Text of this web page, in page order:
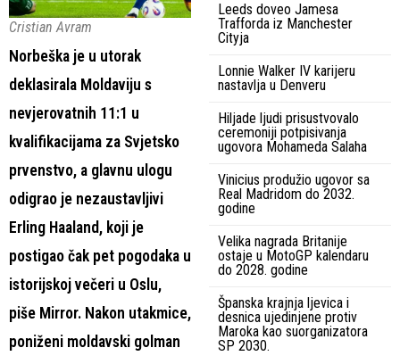
Cristian Avram
Norbeška je u utorak
deklasirala Moldaviju s
nevjerovatnih 11:1 u
kvalifikacijama za Svjetsko
prvenstvo, a glavnu ulogu
odigrao je nezaustavljivi
Erling Haaland, koji je
postigao čak pet pogodaka u
istorijskoj večeri u Oslu,
piše Mirror. Nakon utakmice,
poniženi moldavski golman
Leeds doveo Jamesa
Trafforda iz Manchester
Cityja
Lonnie Walker IV karijeru
nastavlja u Denveru
Hiljade ljudi prisustvovalo
ceremoniji potpisivanja
ugovora Mohameda Salaha
Vinicius produžio ugovor sa
Real Madridom do 2032.
godine
Velika nagrada Britanije
ostaje u MotoGP kalendaru
do 2028. godine
Španska krajnja ljevica i
desnica ujedinjene protiv
Maroka kao suorganizatora
SP 2030.